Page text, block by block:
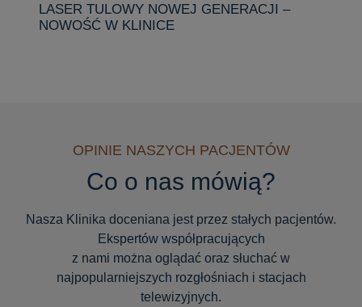
LASER TULOWY NOWEJ GENERACJI –
NOWOŚĆ W KLINICE
OPINIE NASZYCH PACJENTÓW
Co o nas mówią?
Nasza Klinika doceniana jest przez stałych pacjentów.
Ekspertów współpracujących
z nami można oglądać oraz słuchać w
najpopularniejszych rozgłośniach i stacjach
telewizyjnych.